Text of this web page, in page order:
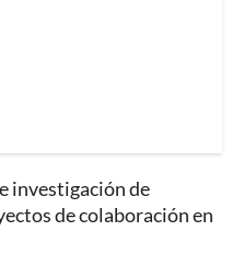
investigación de
de colaboración en